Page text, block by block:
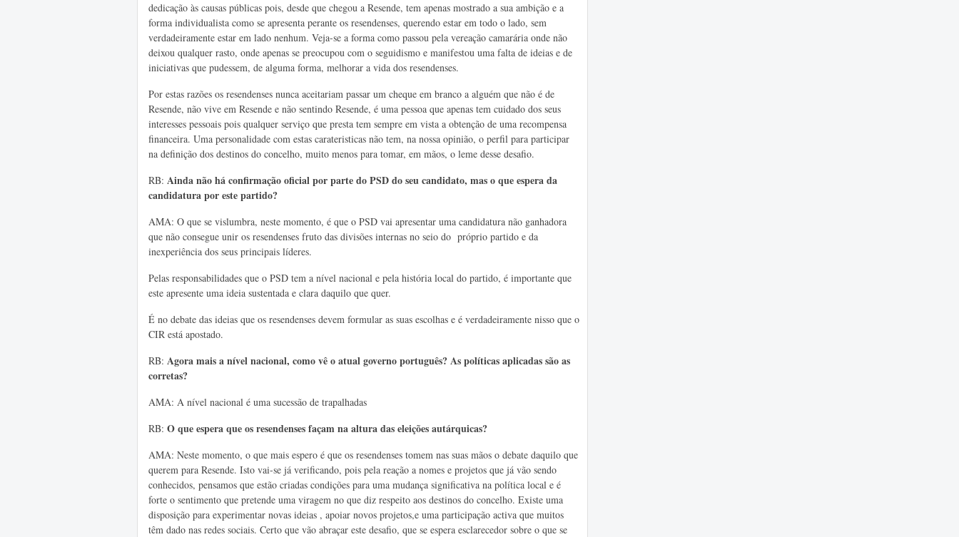
dedicação às causas públicas pois, desde que chegou a Resende, tem apenas mostrado a sua ambição e a
forma individualista como se apresenta perante os resendenses, querendo estar em todo o lado, sem
verdadeiramente estar em lado nenhum. Veja-se a forma como passou pela vereação camarária onde não
deixou qualquer rasto, onde apenas se preocupou com o seguidismo e manifestou uma falta de ideias e de
iniciativas que pudessem, de alguma forma, melhorar a vida dos resendenses.
Por estas razões os resendenses nunca aceitariam passar um cheque em branco a alguém que não é de
Resende, não vive em Resende e não sentindo Resende, é uma pessoa que apenas tem cuidado dos seus
interesses pessoais pois qualquer serviço que presta tem sempre em vista a obtenção de uma recompensa
financeira. Uma personalidade com estas carateristicas não tem, na nossa opinião, o perfil para participar
na definição dos destinos do concelho, muito menos para tomar, em mãos, o leme desse desafio.
RB: Ainda não há confirmação oficial por parte do PSD do seu candidato, mas o que espera da
candidatura por este partido?
AMA: O que se vislumbra, neste momento, é que o PSD vai apresentar uma candidatura não ganhadora
que não consegue unir os resendenses fruto das divisões internas no seio do próprio partido e da
inexperiência dos seus principais líderes.
Pelas responsabilidades que o PSD tem a nível nacional e pela história local do partido, é importante que
este apresente uma ideia sustentada e clara daquilo que quer.
É no debate das ideias que os resendenses devem formular as suas escolhas e é verdadeiramente nisso que o
CIR está apostado.
RB: Agora mais a nível nacional, como vê o atual governo português? As políticas aplicadas são as
corretas?
AMA: A nível nacional é uma sucessão de trapalhadas
RB: Oque espera que os resendenses façam na altura das eleições autárquicas?
AMA: Neste momento, o que mais espero é que os resendenses tomem nas suas mãos o debate daquilo que
querem para Resende. Isto vai-se já verificando, pois pela reação a nomes e projetos que já vão sendo
conhecidos, pensamos que estão criadas condições para uma mudança significativa na política local e é
forte o sentimento que pretende uma viragem no que diz respeito aos destinos do concelho. Existe uma
disposição para experimentar novas ideias , apoiar novos projetos,e uma participação activa que muitos
têm dado nas redes sociais. Certo que vão abraçar este desafio, que se espera esclarecedor sobre o que se